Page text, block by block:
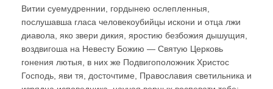
Витии суемудреннии, гордынею ослепленныя,
послушавша гласа человекоубийцы искони и отца лжи
диавола, яко звери дикия, яростию безбожия дышущия,
воздвигоша на Невесту Божию — Святую Церковь
гонения лютыя, в них же Подвигоположник Христос
Господь, яви тя, досточтиме, Православия светильника и